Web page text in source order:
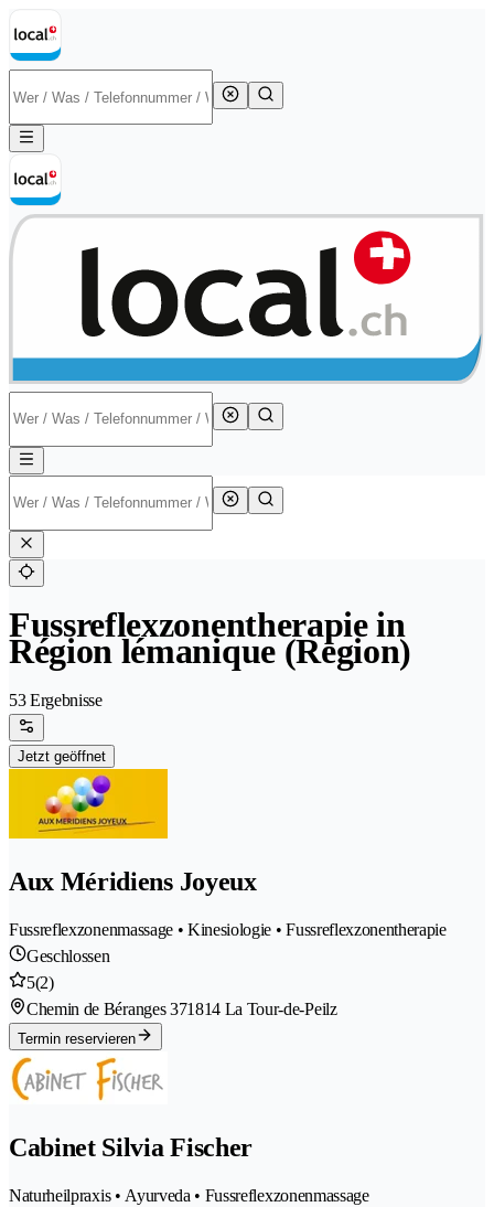
Fussreflexzonentherapie in
Région lémanique (Region)
53 Ergebnisse
Jetzt geöffnet
Aux Méridiens Joyeux
Fussreflexzonenmassage • Kinesiologie • Fussreflexzonentherapie
Geschlossen
5(2)
Chemin de Béranges 371814 La Tour-de-Peilz
Termin reservieren
Cabinet Silvia Fischer
Naturheilpraxis • Ayurveda • Fussreflexzonenmassage